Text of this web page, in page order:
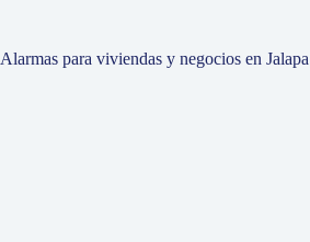
Alarmas para viviendas y negocios en Jalapa